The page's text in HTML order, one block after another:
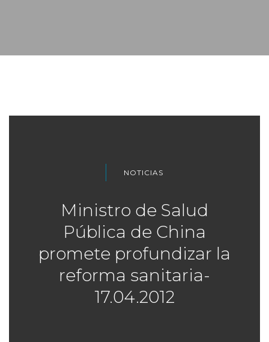
NOTICIAS
Ministro de Salud
Pública de China
promete profundizar la
reforma sanitaria-
17.04.2012